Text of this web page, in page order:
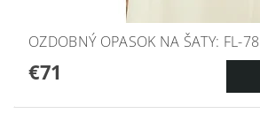
OZDOBNÝ OPASOK NA ŠATY: FL-78
€71